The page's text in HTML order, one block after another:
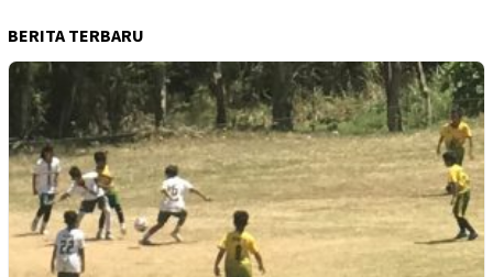
BERITA TERBARU